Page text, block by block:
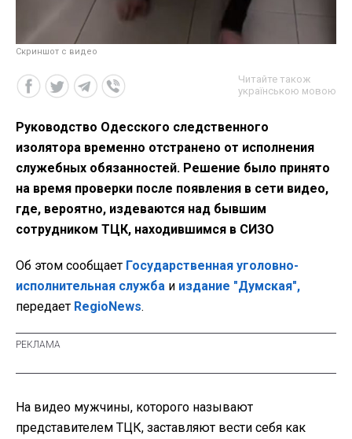
Скриншот с видео
Читайте також
українською мовою
Руководство Одесского следственного
изолятора временно отстранено от исполнения
служебных обязанностей. Решение было принято
на время проверки после появления в сети видео,
где, вероятно, издеваются над бывшим
сотрудником ТЦК, находившимся в СИЗО
Об этом сообщает Государственная уголовно-
исполнительная служба и издание "Думская",
передает RegioNews.
На видео мужчины, которого называют
представителем ТЦК, заставляют вести себя как